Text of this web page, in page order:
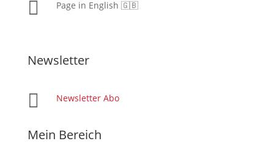
 Page in English 🇬🇧
Newsletter
 Newsletter Abo
Mein Bereich